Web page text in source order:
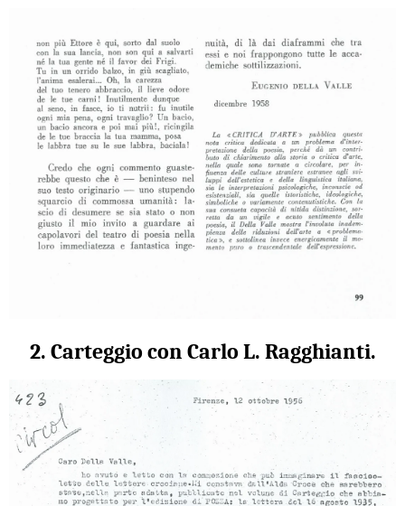
2. Carteggio con Carlo L. Ragghianti.